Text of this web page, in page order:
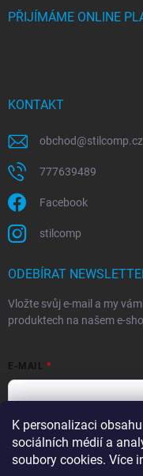
K personalizaci
sociálních médií a
soubory cookies. Více
PŘIJÍMÁME ONLINE
KONTAKT
obchod@stilcomp.cz
777639489
Facebook
stilcomp
ODEBÍRAT
Vložte svůj e-mail a my
produktech na našem e-
E-MAIL
Souhlasím s
Přihlásit se